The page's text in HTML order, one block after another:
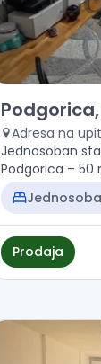
Prodaja -
Adresa na upit
Jednosoban
Podgorica – 50
167.400 €
Prodaja